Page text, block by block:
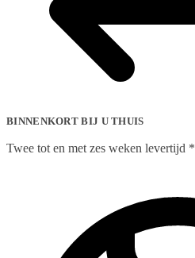
BINNENKORT BIJ U THUIS
Twee tot en met zes weken levertijd *